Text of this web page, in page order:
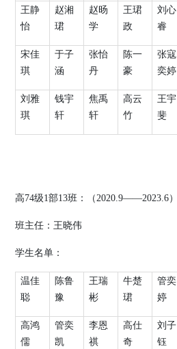
王静
怡
赵湘
珺
赵旸
学
王珺
政
刘心
睿
宋佳
琪
于子
涵
张怡
丹
陈一
豪
张寇
奕婷
刘雅
琪
钱宇
轩
焦禹
轩
高云
竹
王宇
斐
高74级1部13班：（2020.9——2023.6）
班主任：王晓伟
学生名单：
温佳
聪
陈鲁
豫
王瑞
彬
牛楚
珺
管奕
婷
高鸿
儒
管奕
凯
李恩
祺
高仕
奇
刘子
钰